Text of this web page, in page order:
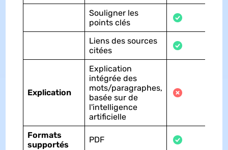
Souligner les
points clés
Liens des sources
citées
Explication
Explication
intégrée des
mots/paragraphes,
basée sur de
l'intelligence
artificielle
Formats
supportés
PDF